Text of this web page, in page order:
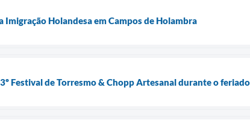
Holandesa em Campos de Holambra
Festival de Torresmo & Chopp Artesanal durante o